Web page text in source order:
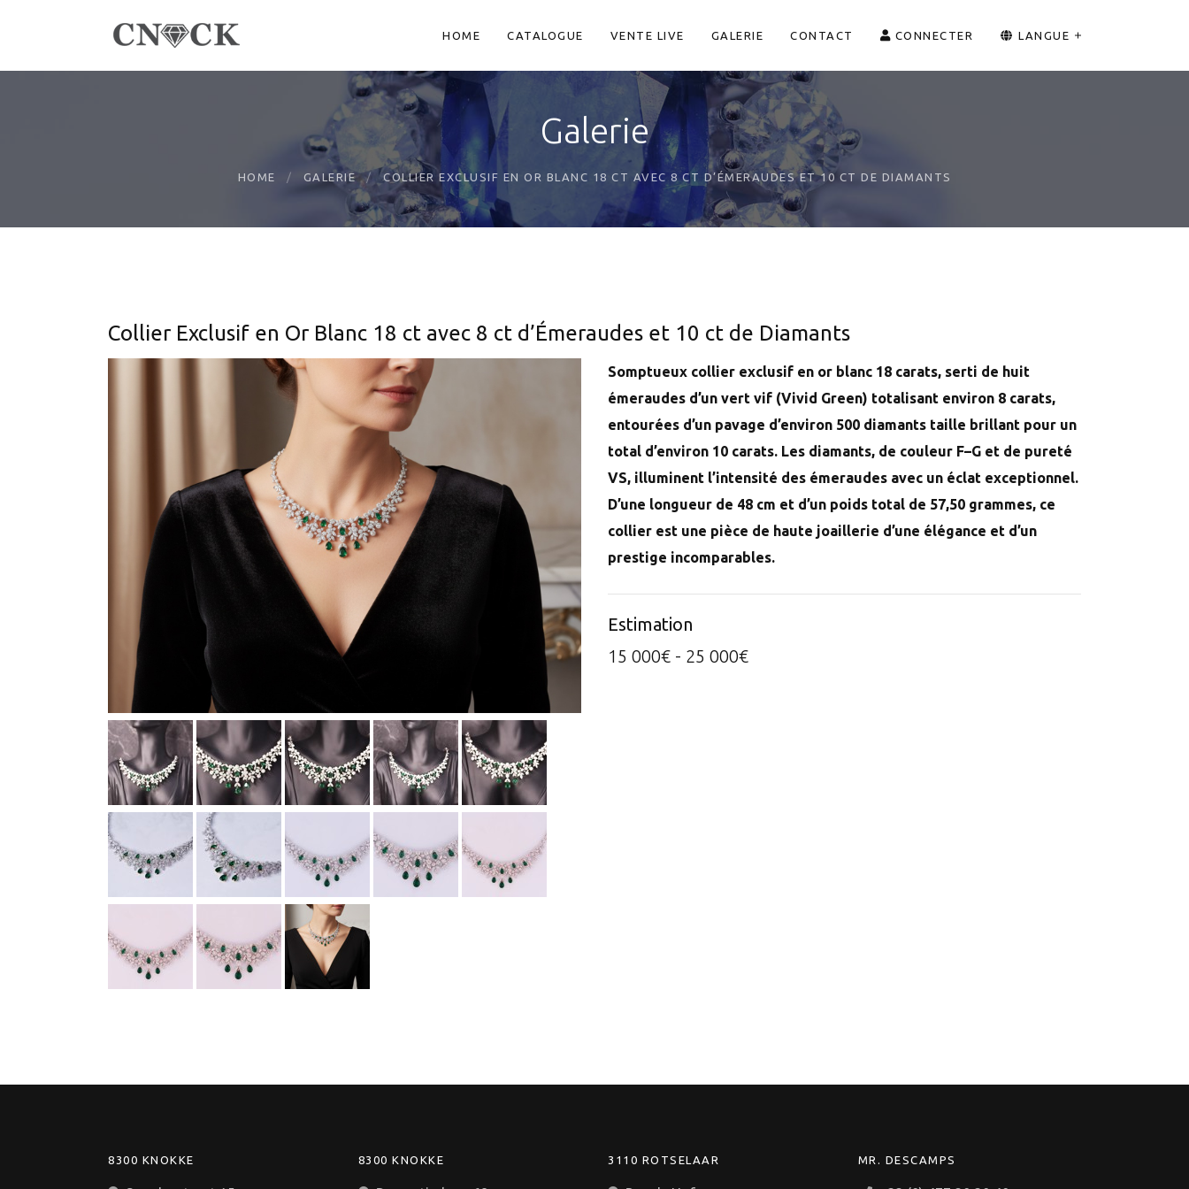
HOME CATALOGUE VENTE LIVE GALERIE CONTACT CONNECTER LANGUE
Galerie
HOME GALERIE COLLIER EXCLUSIF EN OR BLANC 18 CT AVEC 8 CT D’ÉMERAUDES ET 10 CT DE DIAMANTS
Collier Exclusif en Or Blanc 18 ct avec 8 ct d’Émeraudes et 10 ct de Diamants
Somptueux collier exclusif en or blanc 18 carats, serti de huit
émeraudes d’un vert vif (Vivid Green) totalisant environ 8 carats,
entourées d’un pavage d’environ 500 diamants taille brillant pour un
total d’environ 10 carats. Les diamants, de couleur F–G et de pureté
VS, illuminent l’intensité des émeraudes avec un éclat exceptionnel.
D’une longueur de 48 cm et d’un poids total de 57,50 grammes, ce
collier est une pièce de haute joaillerie d’une élégance et d’un
prestige incomparables.
Estimation
15 000€ - 25 000€
8300 KNOKKE 8300 KNOKKE 3110 ROTSELAAR MR. DESCAMPS